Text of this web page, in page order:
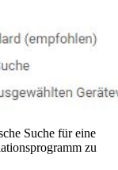
Suche für eine
zu